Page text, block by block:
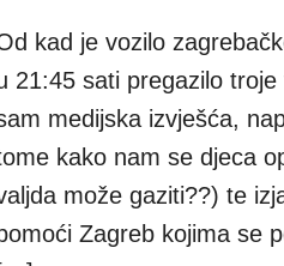
kad je vozilo
21:45 sati pregazilo
medijska izvješća,
kako nam se djeca
može gaziti??) te
Zagreb kojima se